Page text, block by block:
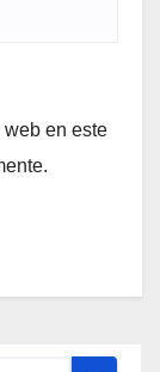
web en este